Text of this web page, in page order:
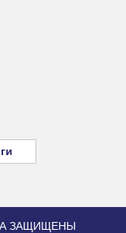
ЗАЩИЩЕНЫ